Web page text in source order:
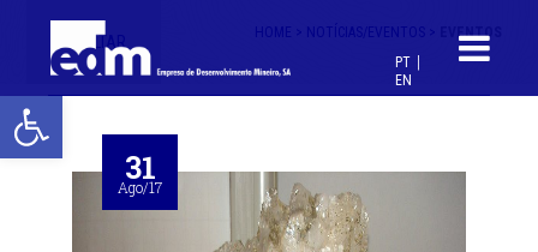
Open toolbar
PT
EN
< VOLTAR HOME > NOTÍCIAS/EVENTOS > EVENTOS
31
Ago/17